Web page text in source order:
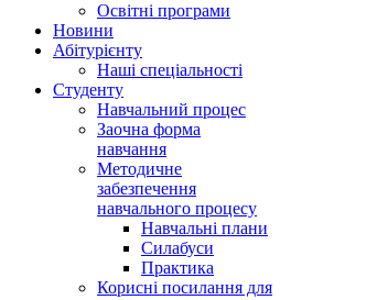
Освітні програми
Hовини
Абітурієнту
Наші спеціальності
Студенту
Навчальний процес
Заочна форма
навчання
Методичне
забезпечення
навчального процесу
Навчальні плани
Силабуси
Практика
Корисні посилання для